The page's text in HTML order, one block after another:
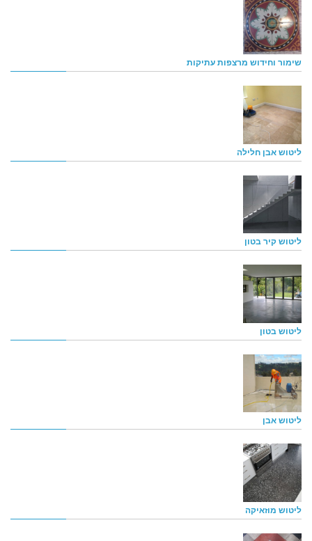
שימור וחידוש מרצפות עתיקות
ליטוש אבן חלילה
ליטוש קיר בטון
ליטוש בטון
ליטוש אבן
ליטוש מוזאיקה